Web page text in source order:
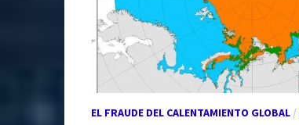
EL FRAUDE DEL CALENTAMIENTO GLOBAL/